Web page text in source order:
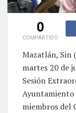
0
COMPARTIDO
Mazatlán, Sin
martes 20 de
Sesión
Ayuntamiento
miembros del